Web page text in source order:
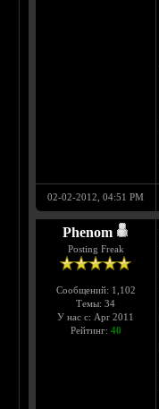
02-02-2012, 04:51 PM
Phenom
Posting Freak
Сообщений: 1,102
Темы: 34
У нас с: Apr 2011
Рейтинг: 40